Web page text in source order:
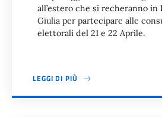
all’estero che si recheranno in
Giulia per partecipare alle
elettorali del 21 e 22 Aprile.
LEGGI DI PIÙ